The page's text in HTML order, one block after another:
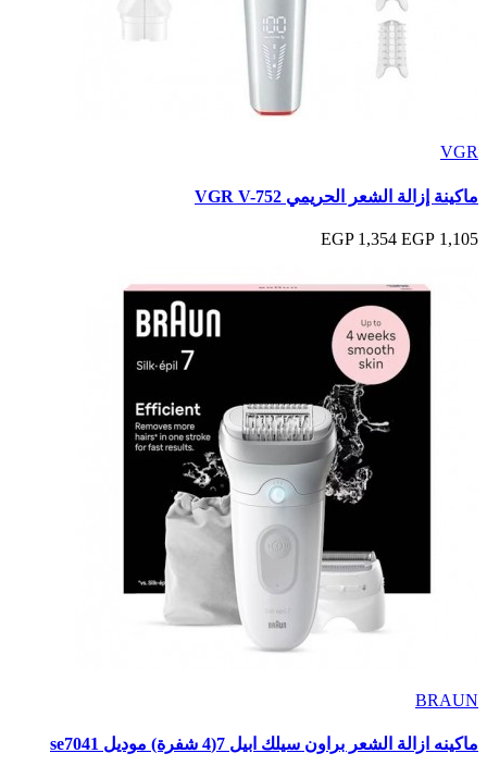
VGR
ماكينة إزالة الشعر الحريمي VGR V-752
1,105 EGP
1,354 EGP
BRAUN
ماكينه ازالة الشعر براون سيلك ابيل 7(4 شفرة) موديل se7041